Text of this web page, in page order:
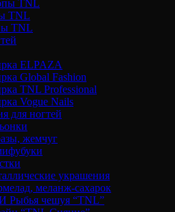
TNL
TNL
TNL
ELPAZA
Global Fashion
TNL Professional
Vogue Nails
для ногтей
жемчуг
украшения
меланж-сахарок
Рыбья чешуя “TNL”